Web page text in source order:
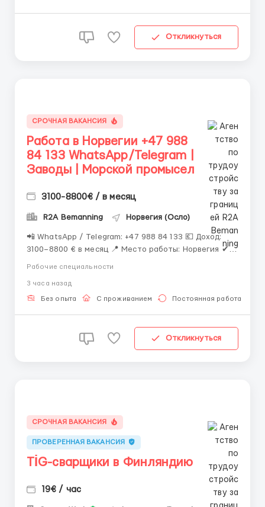
Откликнуться
СРОЧНАЯ ВАКАНСИЯ
Работа в Норвегии +47 988
84 133 WhatsApp/Telegram |
Заводы | Морской промысел
3100-8800€ / в месяц
R2A Bemanning Норвегия (Осло)
📲 WhatsApp / Telegram: +47 988 84 133 💶 Доход:
3100–8800 € в месяц 📍 Место работы: Норвегия ✔
опыта работы ✔ Предоставляется жильё ✔ Помощь
с оформлением рабочей визы D и ВНЖ 📅 Идёт
Рабочие специальности
3 часа назад
Без опыта С проживанием Постоянная работа
Откликнуться
СРОЧНАЯ ВАКАНСИЯ
ПРОВЕРЕННАЯ ВАКАНСИЯ
TİG-сварщики в Финляндию
19€ / час